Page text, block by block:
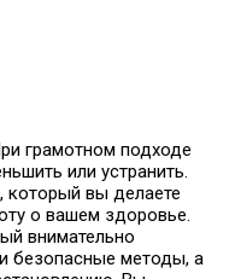
грамотном подходе
или устранить.
который вы делаете
о вашем здоровье.
внимательно
безопасные методы, а